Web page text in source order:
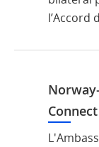
l’Accord
Connect